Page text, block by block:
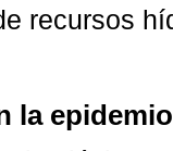
recursos
la